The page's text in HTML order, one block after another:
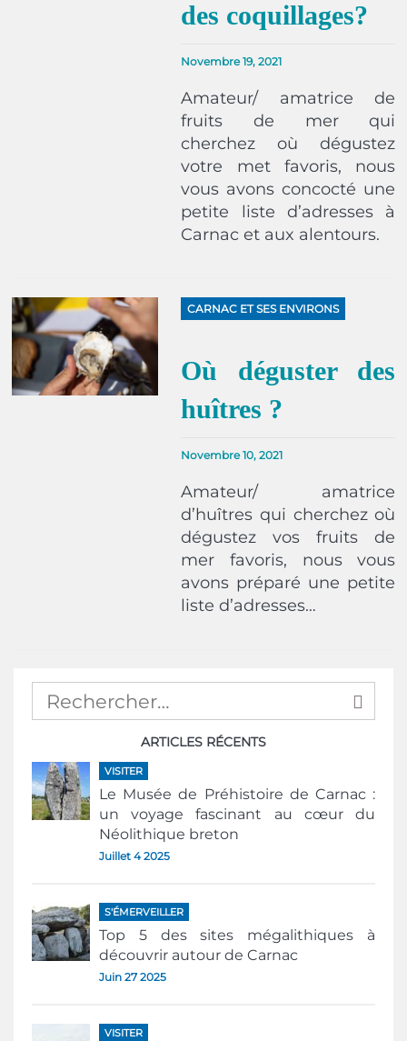
des coquillages?
Novembre 19, 2021
Amateur/ amatrice de
fruits de mer qui
cherchez où dégustez
votre met favoris, nous
vous avons concocté une
petite liste d’adresses à
Carnac et aux alentours.
CARNAC ET SES ENVIRONS
Où déguster des
huîtres ?
Novembre 10, 2021
Amateur/ amatrice
d’huîtres qui cherchez où
dégustez vos fruits de
mer favoris, nous vous
avons préparé une petite
liste d’adresses…
ARTICLES RÉCENTS
VISITER
Le Musée de Préhistoire de Carnac :
un voyage fascinant au cœur du
Néolithique breton
Juillet 4 2025
S'ÉMERVEILLER
Top 5 des sites mégalithiques à
découvrir autour de Carnac
Juin 27 2025
VISITER